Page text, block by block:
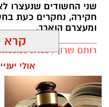
שני החשודים שנעצרו
חקירה, נחקרים כעת
ומעצרם הוארך.
רותם שרון / 19:00 06.08.26
קרא
אולי